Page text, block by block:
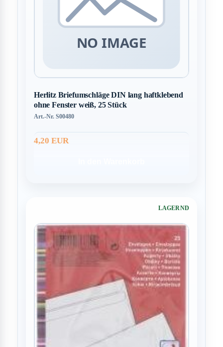
Herlitz Briefumschläge DIN lang haftklebend
ohne Fenster weiß, 25 Stück
Art.-Nr. S00480
4,20 EUR
LAGERND